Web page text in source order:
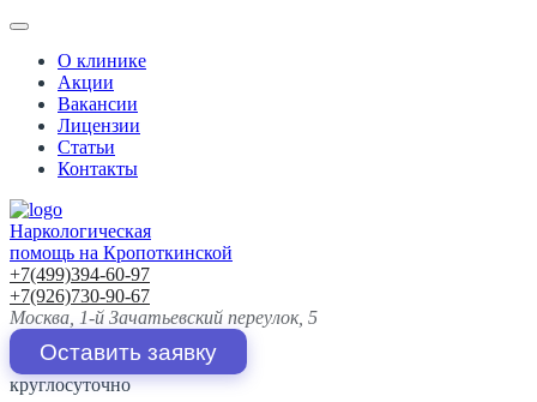
О клинике
Акции
Вакансии
Лицензии
Статьи
Контакты
Наркологическая
помощь на Кропоткинской
+7(499)394-60-97
+7(926)730-90-67
Москва, 1-й Зачатьевский переулок, 5
Оставить заявку
круглосуточно